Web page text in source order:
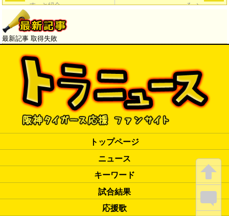
す」と紹介
る→
最新記事 取得失敗
トップページ
ニュース
キーワード
試合結果
応援歌